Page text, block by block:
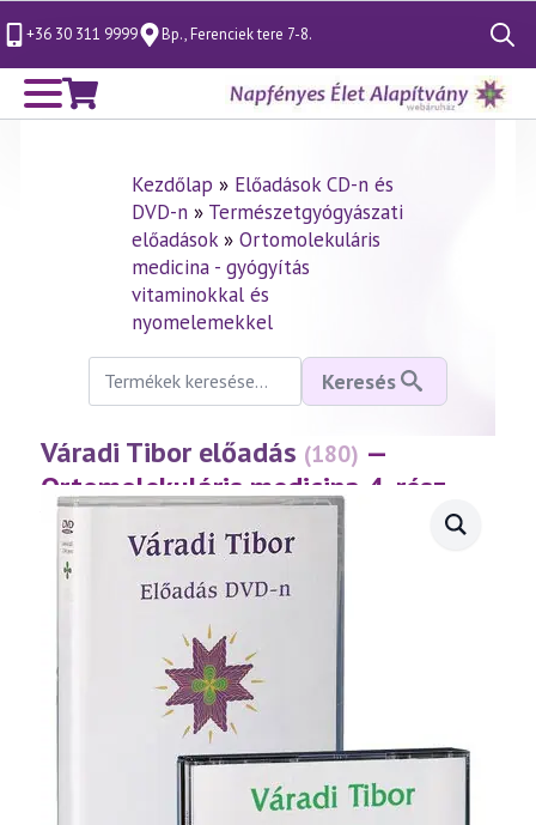
+36 30 311 9999 Bp., Ferenciek tere 7-8.
Search
for:
Kezdőlap » Előadások CD-n és
DVD-n» Természetgyógyászati
előadások» Ortomolekuláris
medicina - gyógyítás
vitaminokkal és
nyomelemekkel
Keresés
következőre:
Keresés
Váradi Tibor előadás (180) —
Ortomolekuláris medicina 4. rész –
Vas
(2001.01.21.)